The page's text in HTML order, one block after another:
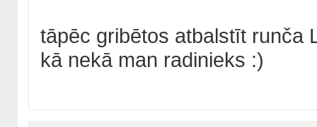
tāpēc gribētos atbalstīt runča
kā nekā man radinieks :)